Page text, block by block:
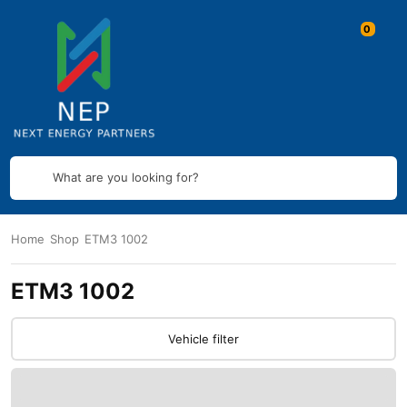
What are you looking for?
Home Shop ETM3 1002
ETM3 1002
Vehicle filter